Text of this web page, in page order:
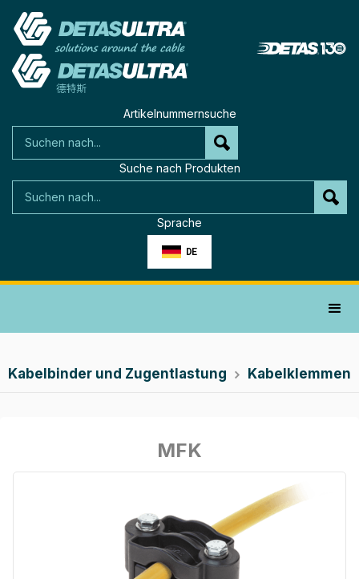
Artikelnummernsuche
Suche nach Produkten
Sprache
DE
Kabelbinder und Zugentlastung  Kabelklemmen
MFK